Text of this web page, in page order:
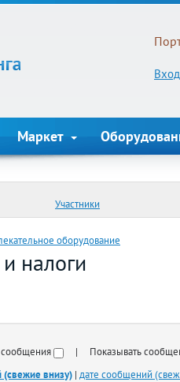
Маркет
Участники
оборудование
налоги
| Показывать
(свежие внизу) | дате сообщений